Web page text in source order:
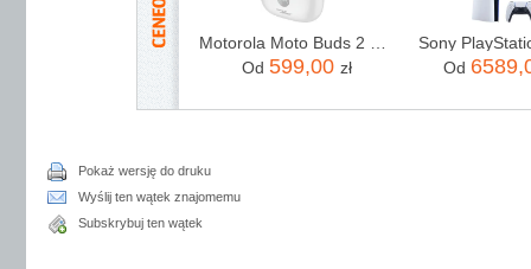
Od 599,00 zł
Sony
Od
Pokaż wersję do druku
Wyślij ten wątek znajomemu
Subskrybuj ten wątek